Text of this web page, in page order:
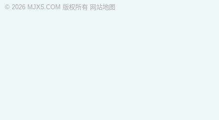
© 2026 MJX5.COM 版权所有 网站地图